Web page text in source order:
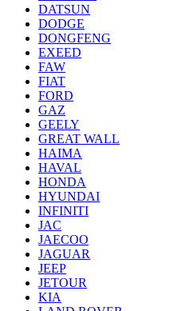
DATSUN
DODGE
DONGFENG
EXEED
FAW
FIAT
FORD
GAZ
GEELY
GREAT WALL
HAIMA
HAVAL
HONDA
HYUNDAI
INFINITI
JAC
JAECOO
JAGUAR
JEEP
JETOUR
KIA